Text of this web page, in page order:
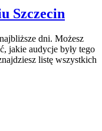
Szczecin
dni. Możesz
jakie audycje były tego
listę wszystkich